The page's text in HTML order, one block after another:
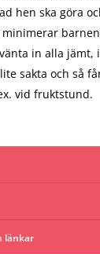
hen ska göra
in alla jämt,
sakta och så
vid fruktstund.
länkar